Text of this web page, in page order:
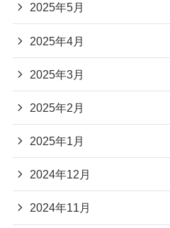
2025年5月
2025年4月
2025年3月
2025年2月
2025年1月
2024年12月
2024年11月